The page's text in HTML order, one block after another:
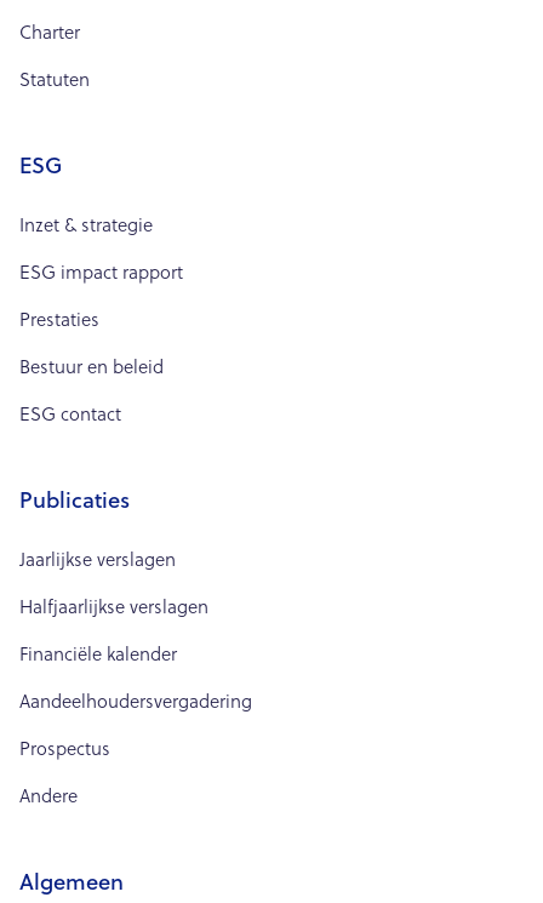
Charter
Statuten
ESG
Inzet & strategie
ESG impact rapport
Prestaties
Bestuur en beleid
ESG contact
Publicaties
Jaarlijkse verslagen
Halfjaarlijkse verslagen
Financiële kalender
Aandeelhoudersvergadering
Prospectus
Andere
Algemeen